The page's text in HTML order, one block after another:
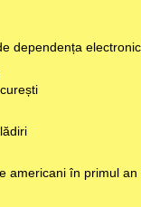
dependența
americani în primul an